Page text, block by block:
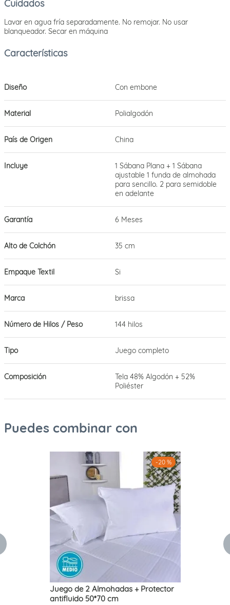
Cuidados
Lavar en agua fría separadamente. No remojar. No usar
blanqueador. Secar en máquina
Diseño Con embone
Material Polialgodón
País de Origen China
Incluye
1 Sábana Plana + 1 Sábana
ajustable 1 funda de almohada
para sencillo. 2 para semidoble
en adelante
Garantía 6 Meses
Alto de Colchón 35 cm
Empaque Textil Si
Marca brissa
Número de Hilos / Peso 144 hilos
Tipo Juego completo
Composición
Tela 48% Algodón + 52%
Poliéster
Puedes combinar con
-20 %
Juego de 2 Almohadas + Protector
antifluido 50*70 cm